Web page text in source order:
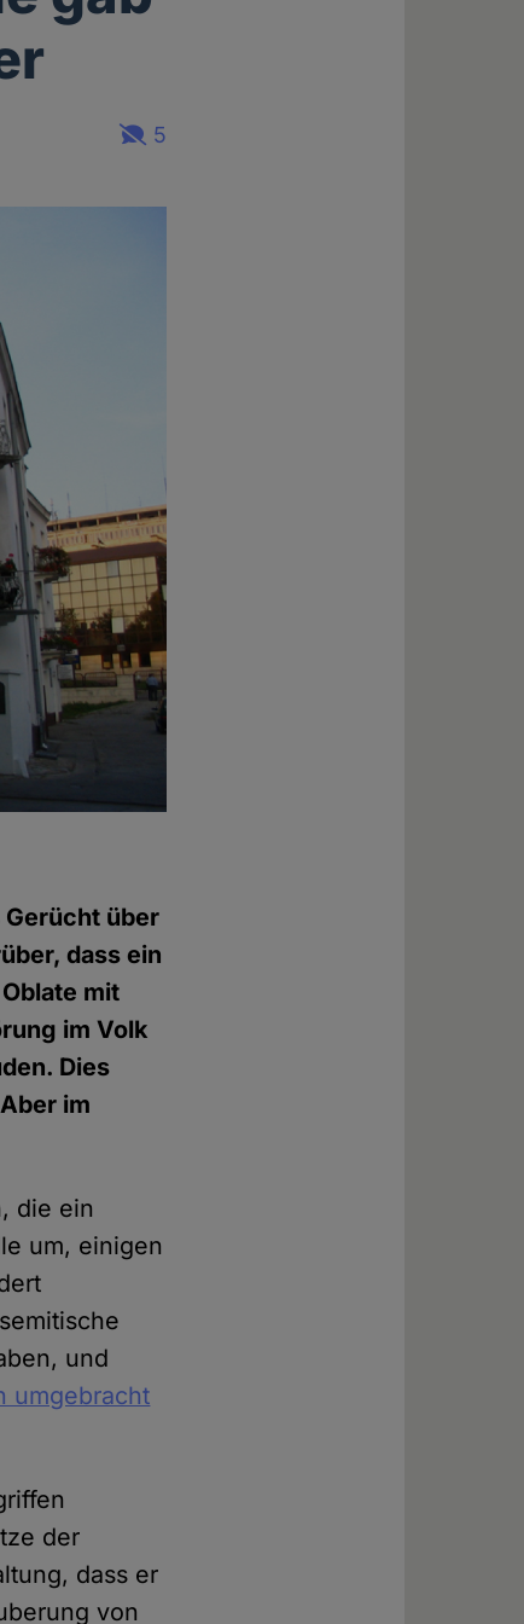
5
über
dass ein
mit
im Volk
Dies
im
die ein
um, einigen
und
umgebracht
der
dass er
von